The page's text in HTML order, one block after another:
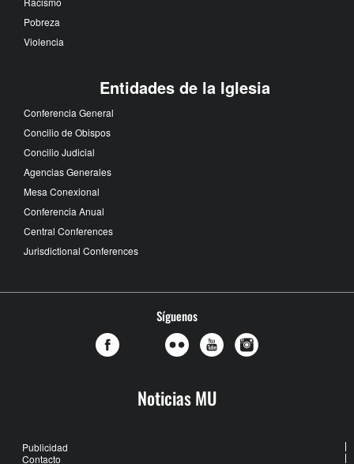
Pobreza
Violencia
Entidades de la Iglesia
Conferencia General
Concilio de Obispos
Concilio Judicial
Agencias Generales
Mesa Conexional
Conferencia Anual
Central Conferences
Jurisdictional Conferences
Síguenos
Noticias MU
Publicidad
Contacto